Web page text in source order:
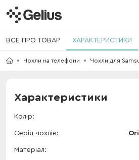
ВСЕ ПРО ТОВАР ХАРАКТЕРИСТИКИ
Чохли на телефони Чохли для
Характеристики
Колір
Серія чохлів
Матеріал